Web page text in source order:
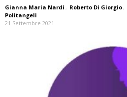
Gianna Maria Nardi , Roberto Di Giorgio ,
Politangeli
21 Settembre 2021